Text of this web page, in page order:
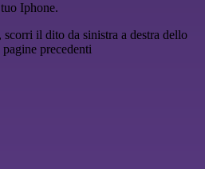
Iphone.
il dito da sinistra a destra dello
precedenti